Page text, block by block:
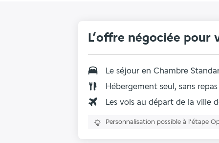
L’offre négociée pour
Le séjour en Chambre
Hébergement seul, sans repas
Les vols au départ de la ville
Personnalisation possible à l’étape